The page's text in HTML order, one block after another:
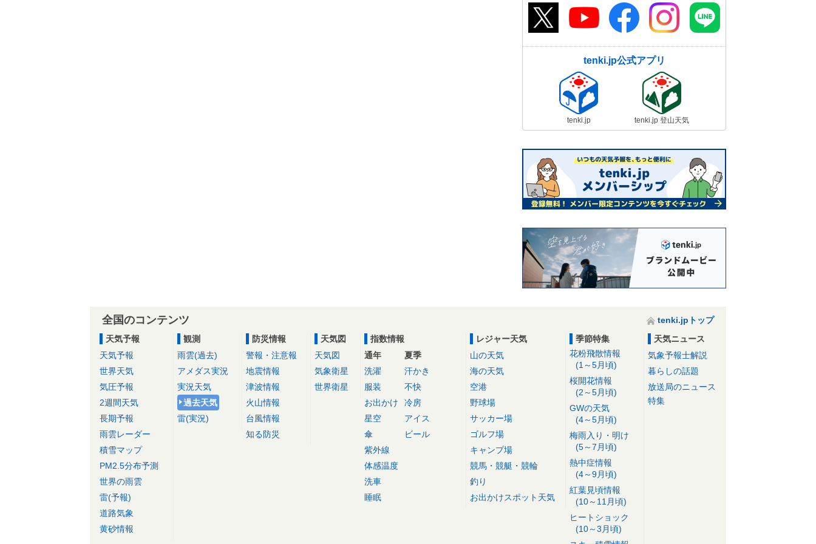
tenki.jp公式アプリ
tenki.jp tenki.jp 登山天気
全国のコンテンツ
tenki.jpトップ
天気予報
天気予報
世界天気
気圧予報
2週間天気
長期予報
雨雲レーダー
積雪マップ
PM2.5分布予測
世界の雨雲
雷(予報)
道路気象
黄砂情報
観測
雨雲(過去)
アメダス実況
実況天気
過去天気
雷(実況)
防災情報
警報・注意報
地震情報
津波情報
火山情報
台風情報
知る防災
天気図
天気図
気象衛星
世界衛星
指数情報
通年
洗濯
服装
お出かけ
星空
傘
紫外線
体感温度
洗車
睡眠
夏季
汗かき
不快
冷房
アイス
ビール
レジャー天気
山の天気
海の天気
空港
野球場
サッカー場
ゴルフ場
キャンプ場
競馬・競艇・競輪
釣り
お出かけスポット天気
季節特集
花粉飛散情報
(1～5月頃)
桜開花情報
(2～5月頃)
GWの天気
(4～5月頃)
梅雨入り・明け
(5～7月頃)
熱中症情報
(4～9月頃)
紅葉見頃情報
(10～11月頃)
ヒートショック
(10～3月頃)
天気ニュース
気象予報士解説
暮らしの話題
放送局のニュース
特集